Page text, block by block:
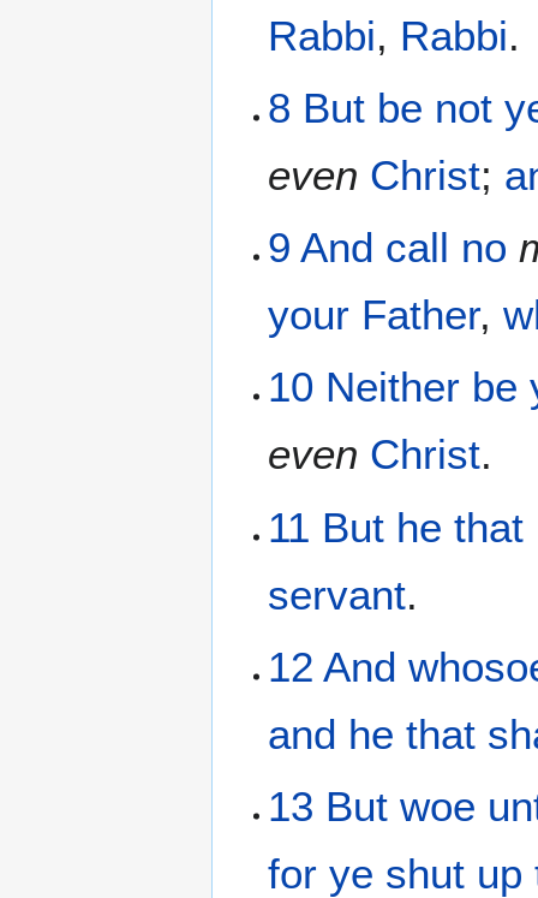
Rabbi, Rabbi.
8 But be not
even Christ;
9 And call no
your Father,
10 Neither be
even Christ.
11 But he that
servant.
12 And
and he that
13 But woe
for ye shut up